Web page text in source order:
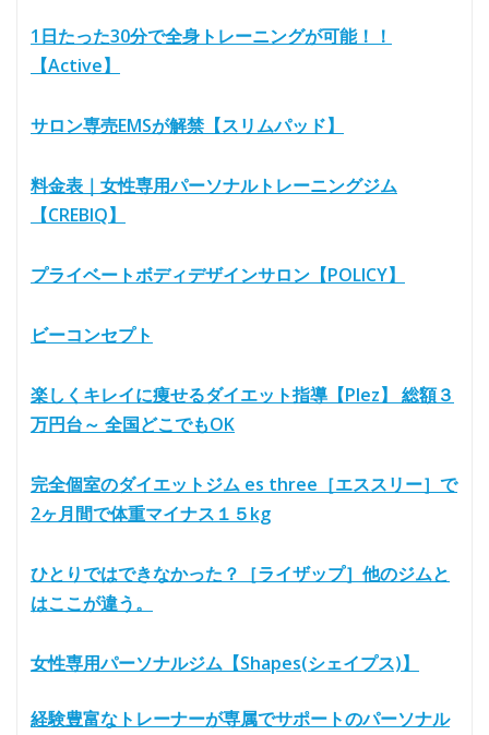
1日たった30分で全身トレーニングが可能！！
【Active】
サロン専売EMSが解禁【スリムパッド】
料金表｜女性専用パーソナルトレーニングジム
【CREBIQ】
プライベートボディデザインサロン【POLICY】
ビーコンセプト
楽しくキレイに痩せるダイエット指導【Plez】 総額３
万円台～ 全国どこでもOK
完全個室のダイエットジム es three［エススリー］で
2ヶ月間で体重マイナス１５kg
ひとりではできなかった？［ライザップ］他のジムと
はここが違う。
女性専用パーソナルジム【Shapes(シェイプス)】
経験豊富なトレーナーが専属でサポートのパーソナル